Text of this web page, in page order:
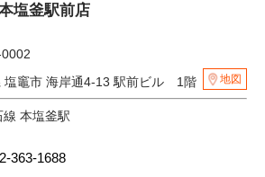
塩釜駅前店
塩竈市 海岸通4-13 駅前ビル 1階
地図
線 本塩釜駅
363-1688